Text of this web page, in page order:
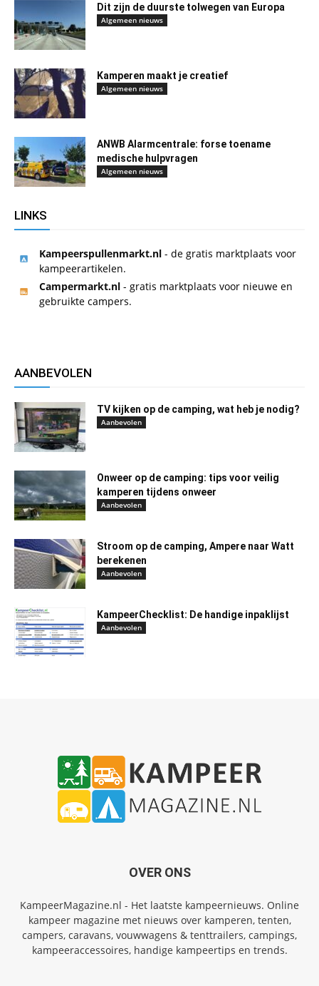
Dit zijn de duurste tolwegen van Europa
Algemeen nieuws
Kamperen maakt je creatief
Algemeen nieuws
ANWB Alarmcentrale: forse toename
medische hulpvragen
Algemeen nieuws
LINKS
Kampeerspullenmarkt.nl - de gratis marktplaats voor
kampeerartikelen.
Campermarkt.nl - gratis marktplaats voor nieuwe en
gebruikte campers.
AANBEVOLEN
TV kijken op de camping, wat heb je nodig?
Aanbevolen
Onweer op de camping: tips voor veilig
kamperen tijdens onweer
Aanbevolen
Stroom op de camping, Ampere naar Watt
berekenen
Aanbevolen
KampeerChecklist: De handige inpaklijst
Aanbevolen
OVER ONS
KampeerMagazine.nl - Het laatste kampeernieuws. Online
kampeer magazine met nieuws over kamperen, tenten,
campers, caravans, vouwwagens & tenttrailers, campings,
kampeeraccessoires, handige kampeertips en trends.